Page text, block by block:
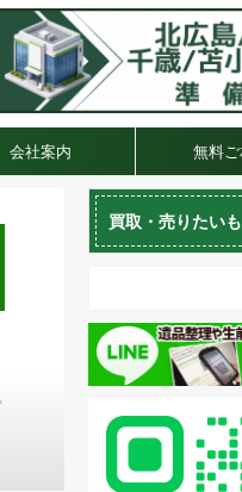
会社案内 無料
買取・売りたい